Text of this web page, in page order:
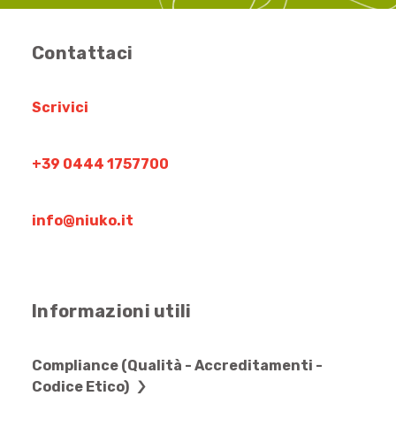
Contattaci
Scrivici
+39 0444 1757700
info@niuko.it
Informazioni utili
Compliance (Qualità - Accreditamenti -
Codice Etico)